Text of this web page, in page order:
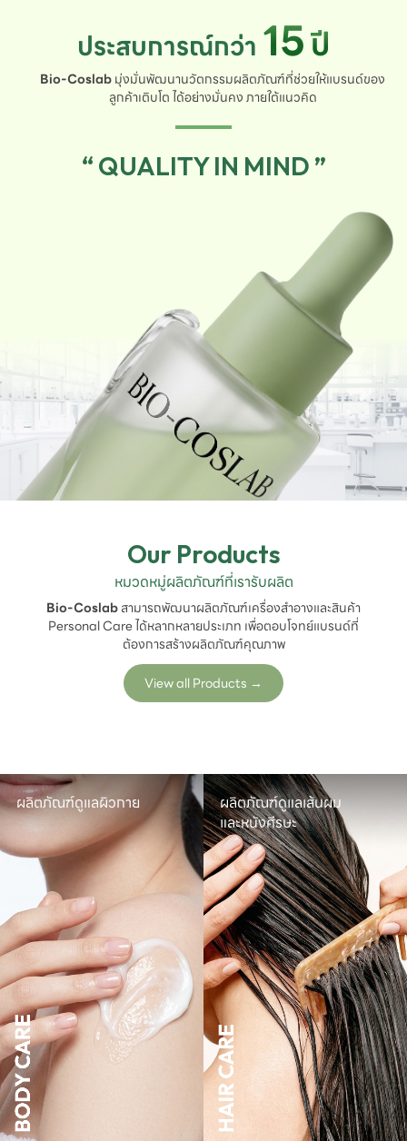
ประสบการณ์กว่า 15ปี
Bio-Coslabมุ่งมั่นพัฒนานวัตกรรมผลิตภัณฑ์ที่ช่วยให้แบรนด์ของ
ลูกค้าเติบโต ได้อย่างมั่นคง ภายใต้แนวคิด
“ QUALITY IN MIND ”
Our Products
หมวดหมู่ผลิตภัณฑ์ที่เรารับผลิต
Bio-Coslabสามารถพัฒนาผลิตภัณฑ์เครื่องสำอางและสินค้า
Personal Care ได้หลากหลายประเภท เพื่อตอบโจทย์แบรนด์ที่
ต้องการสร้างผลิตภัณฑ์คุณภาพ
View all Products →
ผลิตภัณฑ์ดูแลผิวกาย
ผลิตภัณฑ์ดูแลเส้นผม
และหนังศีรษะ